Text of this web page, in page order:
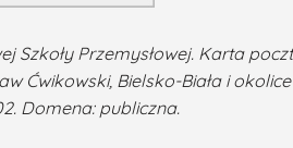
Przemysłowej. Karta
Ćwikowski, Bielsko-Biała i
Domena: publiczna.